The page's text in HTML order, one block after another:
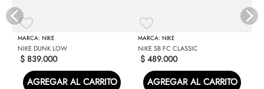
NIKE
NIKE DUNK LOW
$ 839.000
AGREGAR AL CARRITO
NIKE
NIKE SB FC CLASSIC
$ 489.000
AGREGAR AL CARRITO